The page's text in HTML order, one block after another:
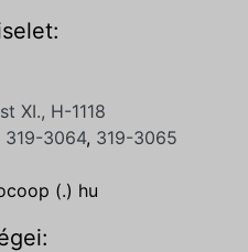
XI., H-1118
319-3064, 319-3065
(.) hu